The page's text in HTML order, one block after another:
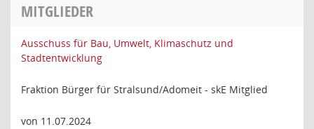
MITGLIEDER
Ausschuss für Bau, Umwelt, Klimaschutz und
Stadtentwicklung
Fraktion Bürger für Stralsund/Adomeit - skE Mitglied
von 11.07.2024